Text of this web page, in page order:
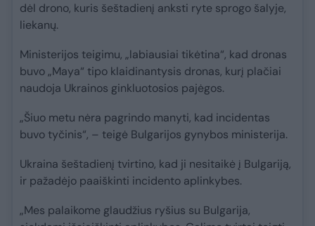
dėl drono, kuris šeštadienį anksti ryte sprogo šalyje,
liekanų.
Ministerijos teigimu, „labiausiai tikėtina“, kad dronas
buvo „Maya“ tipo klaidinantysis dronas, kurį plačiai
naudoja Ukrainos ginkluotosios pajėgos.
„Šiuo metu nėra pagrindo manyti, kad incidentas
buvo tyčinis“, – teigė Bulgarijos gynybos ministerija.
Ukraina šeštadienį tvirtino, kad ji nesitaikė į Bulgariją,
ir pažadėjo paaiškinti incidento aplinkybes.
„Mes palaikome glaudžius ryšius su Bulgarija,